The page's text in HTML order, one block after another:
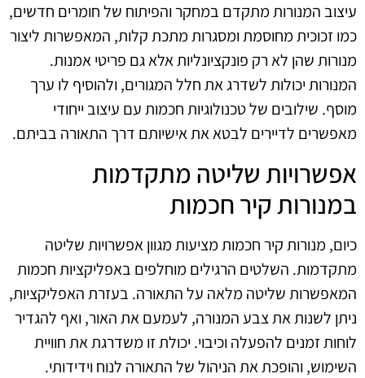
עיצוב המנורות מתקדם במחקר והפיתוח של חומרים חדשים,
כמו זכוכית מחוסמת ומסגרות מתכת קלות, המאפשרות ליצור
מנורות שהן לא רק פונקציונליות אלא גם פריטי אמנות.
המנורות יכולות לשדרג את חלל המגורים, ולהוסיף לו ערך
מוסף. שילובים של טכנולוגיות חכמות עם עיצוב ייחודי
מאפשרים לדיירים לבטא את אישיותם דרך התאורה בביתם.
אפשרויות שליטה מתקדמות
במנורות קיר חכמות
כיום, מנורות קיר חכמות מציעות מגוון אפשרויות שליטה
מתקדמות. השלטים הרגילים מוחלפים באפליקציות חכמות
המאפשרות שליטה מלאה על התאורה. בעזרת האפליקציות,
ניתן לשנות את צבע המנורה, לעמעם את האור, ואף להגדיר
לוחות זמנים להפעלה וכיבוי. יכולת זו משדרגת את חוויית
השימוש, והופכת את הניהול של התאורה לנוח וידידותי.